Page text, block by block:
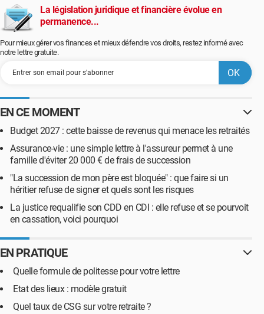
La législation juridique et financière évolue en
permanence...
Pour mieux gérer vos finances et mieux défendre vos droits, restez informé avec
notre lettre gratuite.
EN CE MOMENT
Budget 2027 : cette baisse de revenus qui menace les retraités
Assurance-vie : une simple lettre à l'assureur permet à une
famille d'éviter 20 000 € de frais de succession
"La succession de mon père est bloquée" : que faire si un
héritier refuse de signer et quels sont les risques
La justice requalifie son CDD en CDI : elle refuse et se pourvoit
en cassation, voici pourquoi
EN PRATIQUE
Quelle formule de politesse pour votre lettre
Etat des lieux : modèle gratuit
Quel taux de CSG sur votre retraite ?